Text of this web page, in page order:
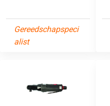
Gereedschapspeci
alist